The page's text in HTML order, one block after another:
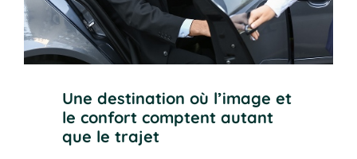
Une destination où l’image et
le confort comptent autant
que le trajet